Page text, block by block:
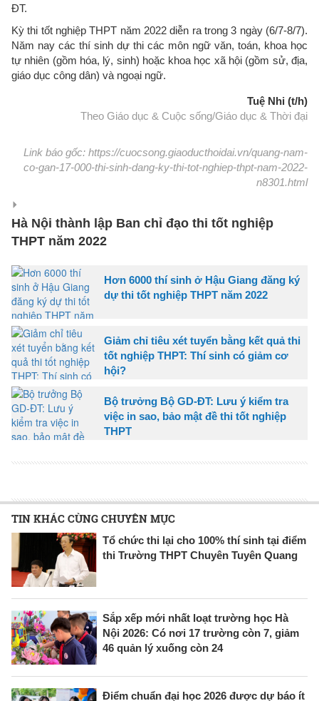
ĐT.
Kỳ thi tốt nghiệp THPT năm 2022 diễn ra trong 3 ngày (6/7-8/7).
Năm nay các thí sinh dự thi các môn ngữ văn, toán, khoa học
tự nhiên (gồm hóa, lý, sinh) hoặc khoa học xã hội (gồm sử, địa,
giáo dục công dân) và ngoại ngữ.
Tuệ Nhi (t/h)
Theo Giáo dục & Cuộc sống/Giáo dục & Thời đại
Link báo gốc: https://cuocsong.giaoducthoidai.vn/quang-nam-
co-gan-17-000-thi-sinh-dang-ky-thi-tot-nghiep-thpt-nam-2022-
n8301.html
Hà Nội thành lập Ban chỉ đạo thi tốt nghiệp
THPT năm 2022
Hơn 6000 thí sinh ở Hậu Giang đăng ký
dự thi tốt nghiệp THPT năm 2022
Giảm chỉ tiêu xét tuyển bằng kết quả thi
tốt nghiệp THPT: Thí sinh có giảm cơ
hội?
Bộ trưởng Bộ GD-ĐT: Lưu ý kiểm tra
việc in sao, bảo mật đề thi tốt nghiệp
THPT
TIN KHÁC CÙNG CHUYÊN MỤC
Tổ chức thi lại cho 100% thí sinh tại điểm
thi Trường THPT Chuyên Tuyên Quang
Sắp xếp mới nhất loạt trường học Hà
Nội 2026: Có nơi 17 trường còn 7, giảm
46 quản lý xuống còn 24
Điểm chuẩn đại học 2026 được dự báo ít